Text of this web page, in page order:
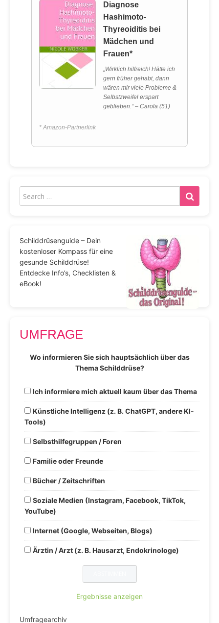
Diagnose
Hashimoto-
Thyreoiditis bei
Mädchen und
Frauen*
„Wirklich hilfreich! Hätte ich
gern früher gehabt, dann
wären mir viele Probleme &
Selbstzweifel erspart
geblieben.“ – Carola (51)
* Amazon-Partnerlink
Schilddrüsenguide – Dein
kostenloser Kompass für eine
gesunde Schilddrüse!
Entdecke Info’s, Checklisten &
eBook!
UMFRAGE
Wo informieren Sie sich hauptsächlich über das
Thema Schilddrüse?
Ich informiere mich aktuell kaum über das Thema
Künstliche Intelligenz (z. B. ChatGPT, andere KI-
Tools)
Selbsthilfegruppen / Foren
Familie oder Freunde
Bücher / Zeitschriften
Soziale Medien (Instagram, Facebook, TikTok,
YouTube)
Internet (Google, Webseiten, Blogs)
Ärztin / Arzt (z. B. Hausarzt, Endokrinologe)
Ergebnisse anzeigen
Umfragearchiv